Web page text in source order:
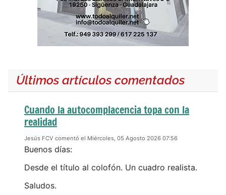
Últimos artículos comentados
Cuando la autocomplacencia topa con la
realidad
Jesús FCV comentó el Miércoles, 05 Agosto 2026 07:56
Buenos días:
Desde el título al colofón. Un cuadro realista.
Saludos.